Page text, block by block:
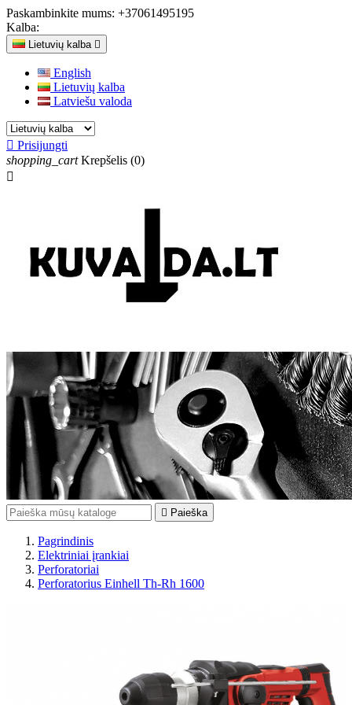
Paskambinkite mums: +37061495195
Kalba:
Lietuvių kalba 
English
Lietuvių kalba
Latviešu valoda
 Prisijungti
shopping_cart Krepšelis (0)

 Paieška
Pagrindinis
Elektriniai įrankiai
Perforatoriai
Perforatorius Einhell Th-Rh 1600